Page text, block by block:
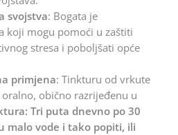
svojstva: Bogata je
koji mogu pomoći u zaštiti
stresa i poboljšati opće
primjena: Tinkturu od vrkute
obično razrijeđenu u
Tri puta dnevno po 30
malo vode i tako popiti, ili